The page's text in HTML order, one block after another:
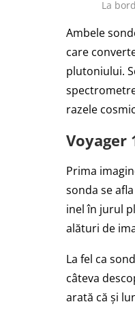
La
Ambele
care
plutoniului.
razele
Voyager
Prima
sonda se
inel în jurul
alături de
La fel ca
câteva
arată că și